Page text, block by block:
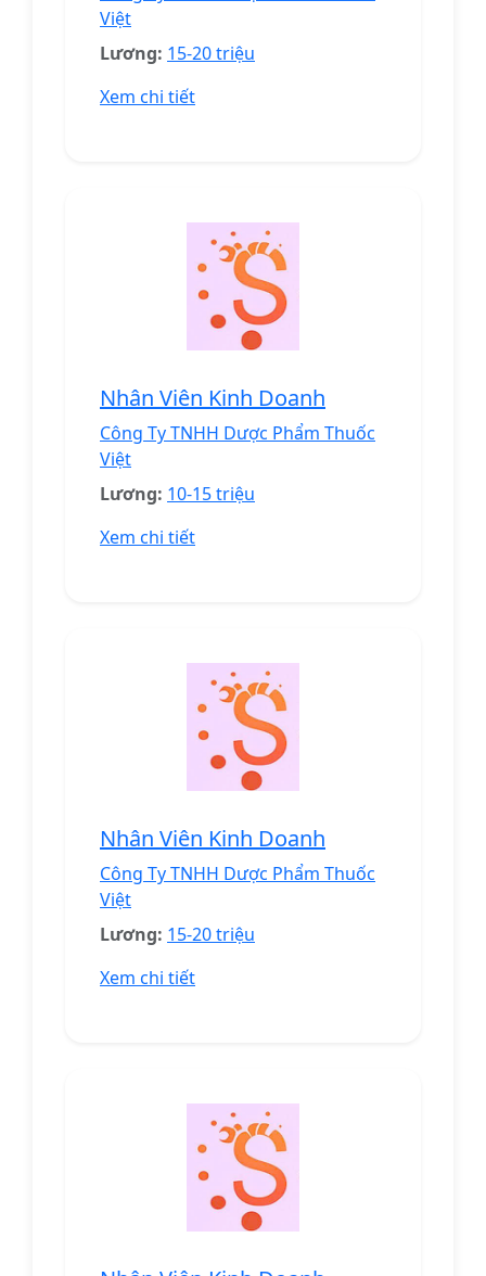
Việt
Lương: 15-20 triệu
Xem chi tiết
Nhân Viên Kinh Doanh
Công Ty TNHH Dược Phẩm Thuốc
Việt
Lương: 10-15 triệu
Xem chi tiết
Nhân Viên Kinh Doanh
Công Ty TNHH Dược Phẩm Thuốc
Việt
Lương: 15-20 triệu
Xem chi tiết